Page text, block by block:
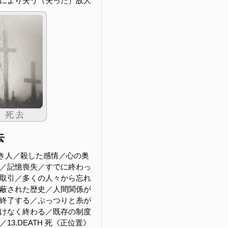
人／殺した感情／心の奥
記憶喪失／すでに終わっ
引／多くの人々から忘れ
された歴史／人間関係が
了する／ぷっつりと糸が
なく終わる／既存の制度
13.DEATH 死《正位置》